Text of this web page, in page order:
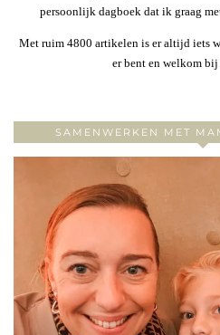
persoonlijk dagboek dat ik graag
Met ruim 4800 artikelen is er altijd iets
er bent en welkom
SAMENWERKEN MET